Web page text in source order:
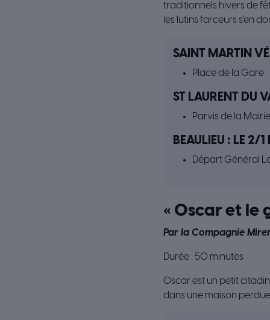
traditionnels hivers de
les lutins farceurs s’en
SAINT MARTIN
Place de la Gare
ST LAURENT DU
Parvis de la Mairie
BEAULIEU : LE 2/1
Départ Général
« Oscar et le
Par la Compagnie
Durée : 50 minutes
Oscar est un petit
dans une maison